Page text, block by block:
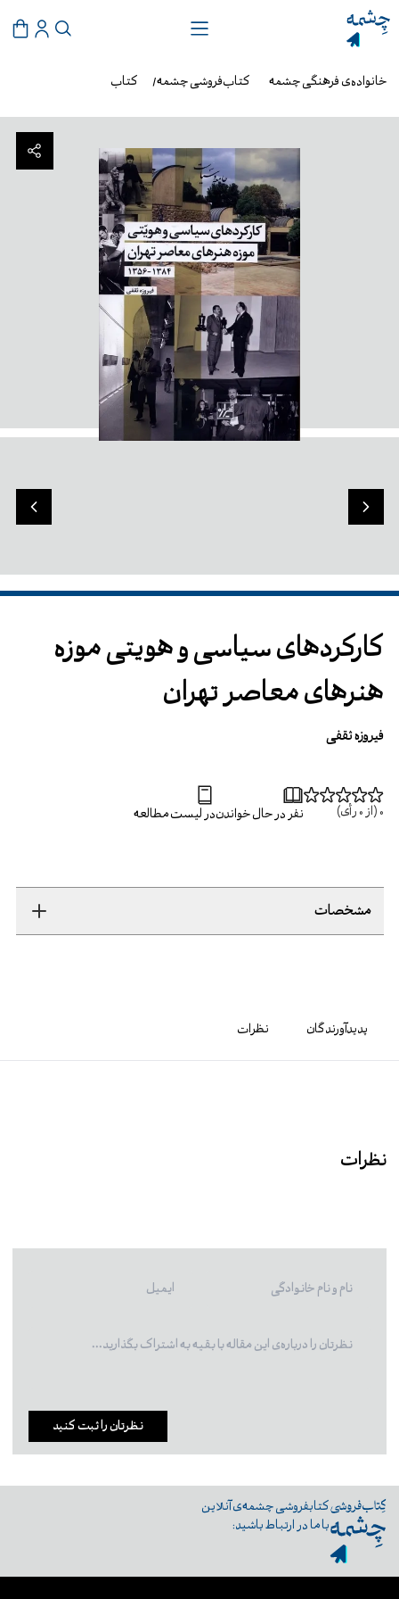
کتاب کتاب‌فروشی چشمه خانواده‌ی فرهنگی چشمه
کارکردهای سیاسی و هویتی موزه‌
هنرهای معاصر تهران
فیروزه ثقفی
0 (از 0 رأی) نفر در حال خواندندر لیست مطالعه
مشخصات
پدیدآورندگان نظرات
نظرات
نظرتان را ثبت کنید
کتابفروشی چشمه‌ی آنلاین
با ما در ارتباط باشید: